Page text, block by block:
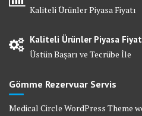
Kaliteli Ürünler Piyasa Fiyatı
Kaliteli Ürünler Piyasa
Üstün Başarı ve Tecrübe İle
Gömme Rezervuar Servis
Medical Circle WordPress Theme